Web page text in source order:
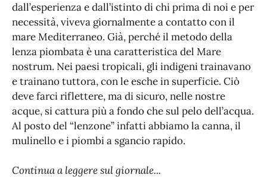
dall’esperienza e dall’istinto di chi prima di noi e per
necessità, viveva giornalmente a contatto con il
mare Mediterraneo. Già, perché il metodo della
lenza piombata è una caratteristica del Mare
nostrum. Nei paesi tropicali, gli indigeni trainavano
e trainano tuttora, con le esche in superficie. Ciò
deve farci riflettere, ma di sicuro, nelle nostre
acque, si cattura più a fondo che sul pelo dell’acqua.
Al posto del “lenzone” infatti abbiamo la canna, il
mulinello e i piombi a sgancio rapido.
Continua a leggere sul giornale...